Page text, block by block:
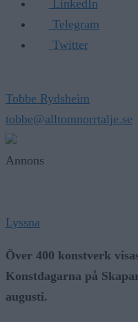
LinkedIn
Telegram
Twitter
Tobbe Rydsheim
tobbe@alltomnorrtalje.se
Annons
Lyssna
Över 400 konstverk
Konstdagarna på
augusti.